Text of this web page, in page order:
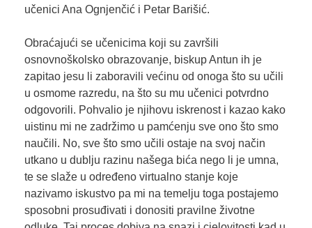
učenici Ana Ognjenčić i Petar Barišić.
Obraćajući se učenicima koji su završili
osnovnoškolsko obrazovanje, biskup Antun ih je
zapitao jesu li zaboravili većinu od onoga što su učili
u osmome razredu, na što su mu učenici potvrdno
odgovorili. Pohvalio je njihovu iskrenost i kazao kako
uistinu mi ne zadržimo u pamćenju sve ono što smo
naučili. No, sve što smo učili ostaje na svoj način
utkano u dublju razinu našega bića nego li je umna,
te se slaže u određeno virtualno stanje koje
nazivamo iskustvo pa mi na temelju toga postajemo
sposobni prosuđivati i donositi pravilne životne